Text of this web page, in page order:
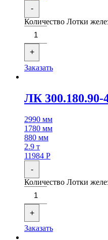
-
Количество Лотки
+
Заказать
ЛК 300.180.90-
2990 мм
1780 мм
880 мм
2.9 т
11984 Р
-
Количество Лотки
+
Заказать